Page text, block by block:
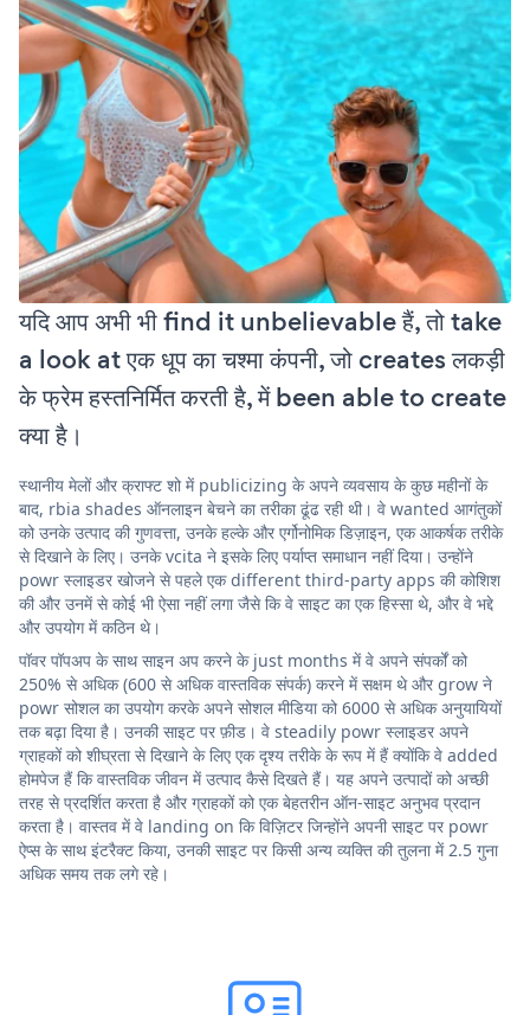
यदि आप अभी भी find it unbelievable हैं, तो take
a look at एक धूप का चश्मा कंपनी, जो creates लकड़ी
के फ्रेम हस्तनिर्मित करती है, में been able to create
क्या है।
स्थानीय मेलों और क्राफ्ट शो में publicizing के अपने व्यवसाय के कुछ महीनों के
बाद, rbia shades ऑनलाइन बेचने का तरीका ढूंढ रही थी। वे wanted आगंतुकों
को उनके उत्पाद की गुणवत्ता, उनके हल्के और एर्गोनोमिक डिज़ाइन, एक आकर्षक तरीके
से दिखाने के लिए। उनके vcita ने इसके लिए पर्याप्त समाधान नहीं दिया। उन्होंने
powr स्लाइडर खोजने से पहले एक different third-party apps की कोशिश
की और उनमें से कोई भी ऐसा नहीं लगा जैसे कि वे साइट का एक हिस्सा थे, और वे भद्दे
और उपयोग में कठिन थे।
पॉवर पॉपअप के साथ साइन अप करने के just months में वे अपने संपर्कों को
250% से अधिक (600 से अधिक वास्तविक संपर्क) करने में सक्षम थे और grow ने
powr सोशल का उपयोग करके अपने सोशल मीडिया को 6000 से अधिक अनुयायियों
तक बढ़ा दिया है। उनकी साइट पर फ़ीड। वे steadily powr स्लाइडर अपने
ग्राहकों को शीघ्रता से दिखाने के लिए एक दृश्य तरीके के रूप में हैं क्योंकि वे added
होमपेज हैं कि वास्तविक जीवन में उत्पाद कैसे दिखते हैं। यह अपने उत्पादों को अच्छी
तरह से प्रदर्शित करता है और ग्राहकों को एक बेहतरीन ऑन-साइट अनुभव प्रदान
करता है। वास्तव में वे landing on कि विज़िटर जिन्होंने अपनी साइट पर powr
ऐप्स के साथ इंटरैक्ट किया, उनकी साइट पर किसी अन्य व्यक्ति की तुलना में 2.5 गुना
अधिक समय तक लगे रहे।